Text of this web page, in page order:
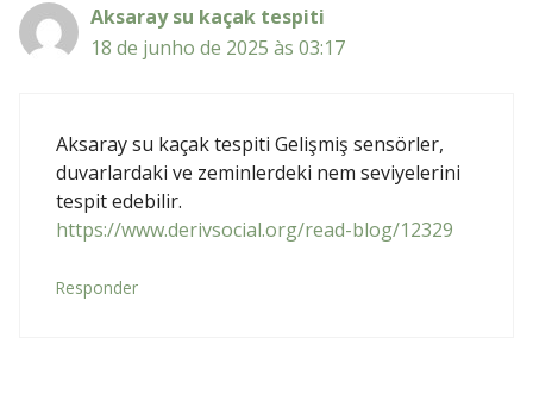
Aksaray su kaçak tespiti
18 de junho de 2025 às 03:17
Aksaray su kaçak tespiti Gelişmiş sensörler,
duvarlardaki ve zeminlerdeki nem seviyelerini
tespit edebilir.
https://www.derivsocial.org/read-blog/12329
Responder